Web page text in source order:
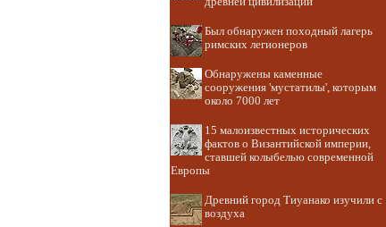
Был обнаружен походный лагерь
римских легионеров
Обнаружены каменные
сооружения 'мустатилы', которым
около 7000 лет
15 малоизвестных исторических
фактов о Византийской империи,
ставшей колыбелью современной
Европы
Древний город Тиуанако изучили с
воздуха